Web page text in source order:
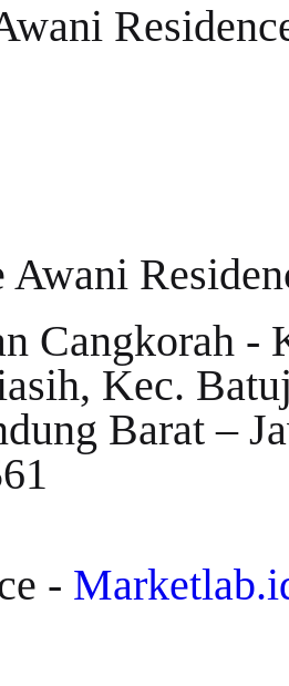
Awani
Cangkorah -
Kec.
Barat –
-